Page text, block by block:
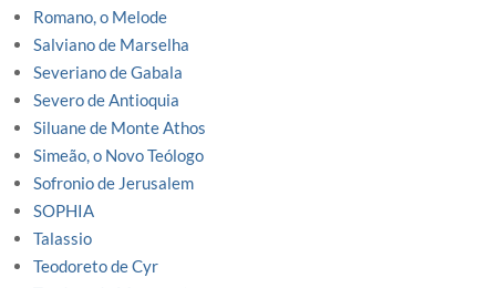
Romano, o Melode
Salviano de Marselha
Severiano de Gabala
Severo de Antioquia
Siluane de Monte Athos
Simeão, o Novo Teólogo
Sofronio de Jerusalem
SOPHIA
Talassio
Teodoreto de Cyr